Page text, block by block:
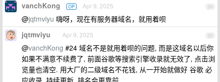
24
vanchKong OP Apr 9, 2025
@jqtmviyu 嗨呀，现在有服务器域名，就用着呗
25
jqtmviyu Apr 9, 2025
@vanchKong #24 域名不是就用着呗的问题, 而是这域名以后你
如果不满意不续费了, 前面谷歌等搜索引擎收录就无效了, 点击浏
览量也清空. 用大厂的二级域名不花钱, 从一开始就做好 谷歌 必
应收录, 持续更新, 排名会更靠前.